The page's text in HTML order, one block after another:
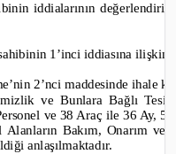
iddialarının
1’inci iddiasına
2’nci maddesinde ihale
ve Bunlara Bağlı
ve 38 Araç ile 36 Ay,
Alanların Bakım, Onarım
anlaşılmaktadır.